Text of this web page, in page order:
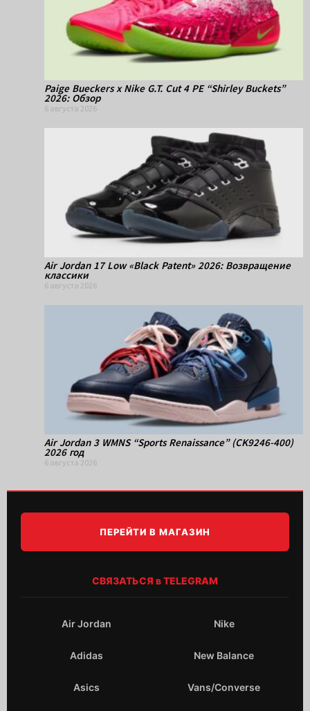
Paige Bueckers x Nike G.T. Cut 4 PE “Shirley Buckets”
2026: Обзор
6 августа 2026
Air Jordan 17 Low «Black Patent» 2026: Возвращение
классики
6 августа 2026
Air Jordan 3 WMNS “Sports Renaissance” (CK9246-400)
2026 год
6 августа 2026
ПЕРЕЙТИ В МАГАЗИН
СВЯЗАТЬСЯ в TELEGRAM
Air Jordan Nike
Adidas New Balance
Asics Vans/Converse